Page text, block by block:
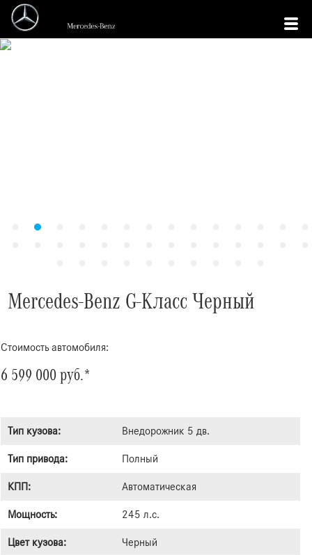
Mercedes-Benz G-Класс Черный
Стоимость автомобиля:
6 599 000 руб.*
Тип кузова: Внедорожник 5 дв.
Тип привода: Полный
КПП: Автоматическая
Мощность: 245 л.с.
Цвет кузова: Черный